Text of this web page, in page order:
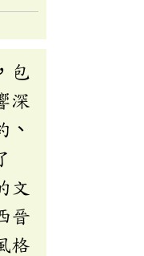
包
深
、
文
晉
格